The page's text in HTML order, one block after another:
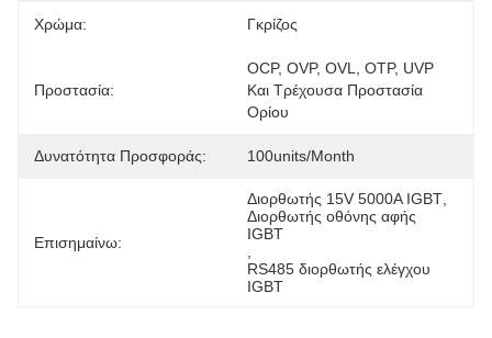
Χρώμα: Γκρίζος
Προστασία:
OCP, OVP, OVL, OTP, UVP
Και Τρέχουσα Προστασία
Ορίου
Δυνατότητα Προσφοράς: 100units/month
Επισημαίνω:
Διορθωτής 15V 5000A IGBT
Διορθωτής οθόνης αφής
IGBT
RS485 διορθωτής ελέγχου
IGBT